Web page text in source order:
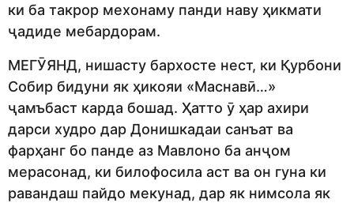
ки ба такрор мехонаму панди наву ҳикмати
ҷадиде мебардорам.
МЕГӮЯНД, нишасту бархосте нест, ки Қурбони
Собир бидуни як ҳикояи «Маснавӣ…»
ҷамъбаст карда бошад. Ҳатто ӯ ҳар ахири
дарси худро дар Донишкадаи санъат ва
фарҳанг бо панде аз Мавлоно ба анҷом
мерасонад, ки билофосила аст ва он гуна ки
равандаш пайдо мекунад, дар як нимсола як